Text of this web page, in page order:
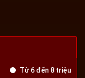
Từ 6 đến 8 triệu